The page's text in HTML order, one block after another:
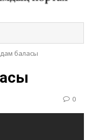
баласы
0